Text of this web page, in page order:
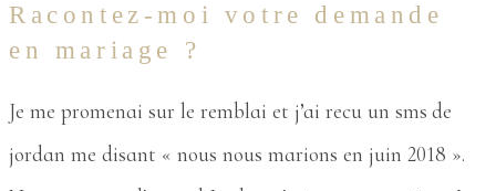
Racontez-moi votre demande
en mariage ?
Je me promenai sur le remblai et j’ai recu un sms de
jordan me disant « nous nous marions en juin 2018 ».